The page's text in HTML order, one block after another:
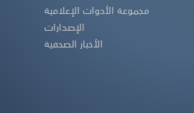
مجموعة الأدوات الإعلامية
الإصدارات
الأخبار الصحفية